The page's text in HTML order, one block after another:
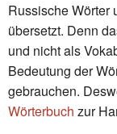
Russische Wörter
übersetzt. Denn
und nicht als
Bedeutung der
gebrauchen.
Wörterbuch zur